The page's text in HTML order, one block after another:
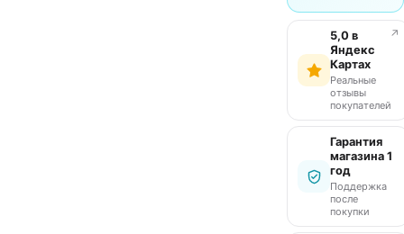
5,0 в
Яндекс
Картах
Реальные
отзывы
покупателей
↗
Гарантия
магазина 1
год
Поддержка
после
покупки